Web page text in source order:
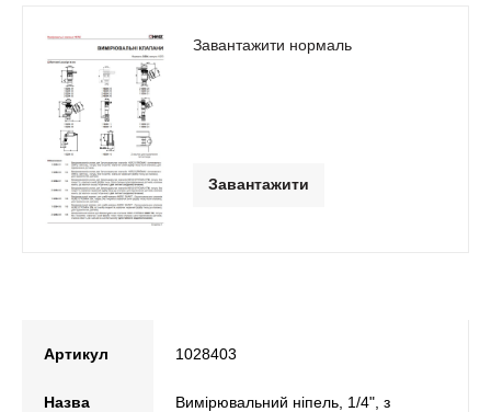
Завантажити нормаль
Завантажити
Артикул 1028403
Назва
Вимірювальний ніпель, 1/4", з